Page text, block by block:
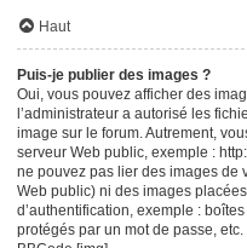
Haut
Puis-je publier des images ?
Oui, vous pouvez afficher des
l’administrateur a autorisé les
image sur le forum. Autrement,
serveur Web public, exemple :
ne pouvez pas lier des images de
Web public) ni des images
d’authentification, exemple :
protégés par un mot de passe,